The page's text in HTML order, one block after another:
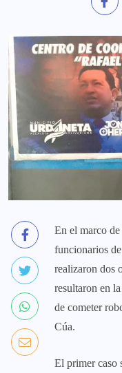
En el marco
funcionarios
realizaron dos
resultaron en
de cometer
Cúa.
El primer caso